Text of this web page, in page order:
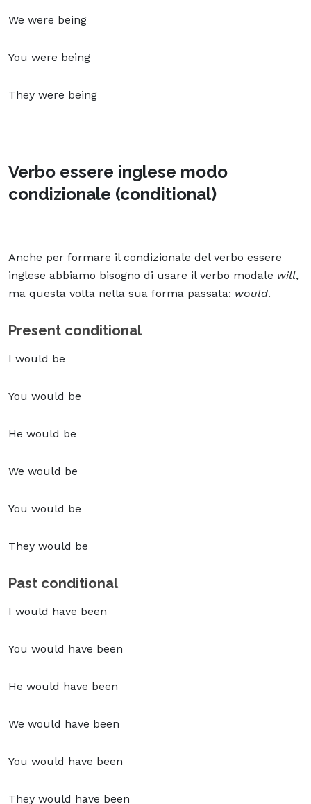
We were being
You were being
They were being
Verbo essere inglese modo
condizionale (conditional)
Anche per formare il condizionale del verbo essere
inglese abbiamo bisogno di usare il verbo modale will,
ma questa volta nella sua forma passata: would.
Present conditional
I would be
You would be
He would be
We would be
You would be
They would be
Past conditional
I would have been
You would have been
He would have been
We would have been
You would have been
They would have been